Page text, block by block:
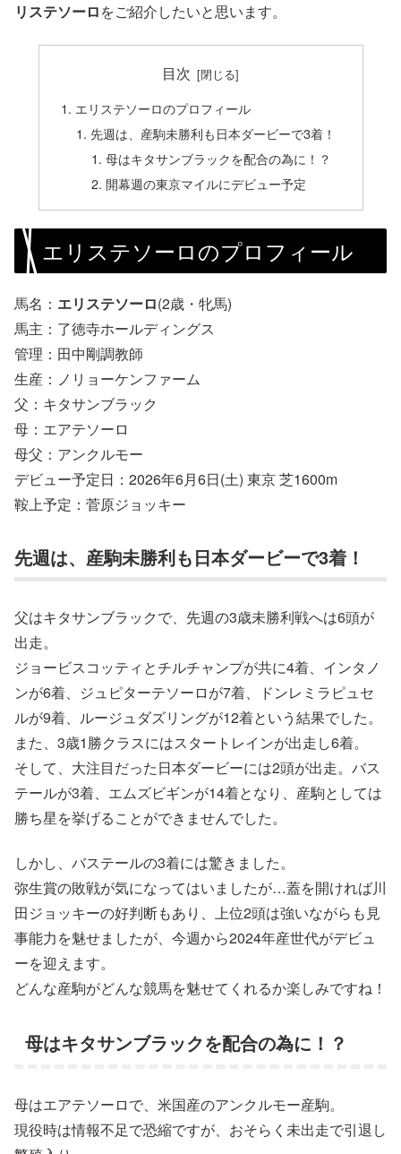
リステソーロをご紹介したいと思います。
目次
エリステソーロのプロフィール
先週は、産駒未勝利も日本ダービーで3着！
母はキタサンブラックを配合の為に！？
開幕週の東京マイルにデビュー予定
エリステソーロのプロフィール
馬名： エリステソーロ(2歳・牝馬)
馬主：了徳寺ホールディングス
管理：田中剛調教師
生産：ノリョーケンファーム
父：キタサンブラック
母：エアテソーロ
母父：アンクルモー
デビュー予定日：2026年6月6日(土) 東京 芝1600m
鞍上予定：菅原ジョッキー
先週は、産駒未勝利も日本ダービーで3着！
父はキタサンブラックで、先週の3歳未勝利戦へは6頭が
出走。
ジョービスコッティとチルチャンプが共に4着、インタノ
ンが6着、ジュピターテソーロが7着、ドンレミラピュセ
ルが9着、ルージュダズリングが12着という結果でした。
また、3歳1勝クラスにはスタートレインが出走し6着。
そして、大注目だった日本ダービーには2頭が出走。バス
テールが3着、エムズビギンが14着となり、産駒としては
勝ち星を挙げることができませんでした。
しかし、バステールの3着には驚きました。
弥生賞の敗戦が気になってはいましたが…蓋を開ければ川
田ジョッキーの好判断もあり、上位2頭は強いながらも見
事能力を魅せましたが、今週から2024年産世代がデビュ
ーを迎えます。
どんな産駒がどんな競馬を魅せてくれるか楽しみですね！
母はキタサンブラックを配合の為に！？
母はエアテソーロで、米国産のアンクルモー産駒。
現役時は情報不足で恐縮ですが、おそらく未出走で引退し